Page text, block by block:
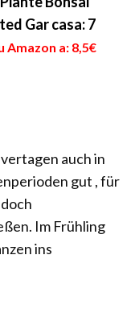
Gar casa: 7
Amazon a: 8,5€
auch in
gut , für
Im Frühling
ins